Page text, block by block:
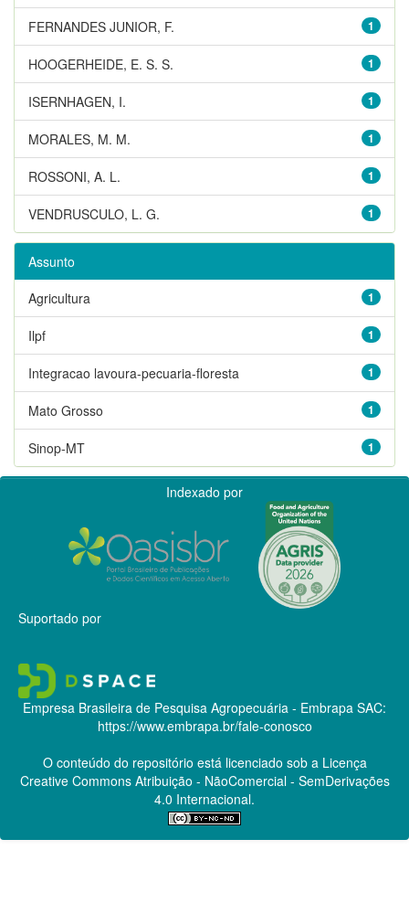
1
FERNANDES JUNIOR, F.
1
HOOGERHEIDE, E. S. S.
1
ISERNHAGEN, I.
1
MORALES, M. M.
1
ROSSONI, A. L.
1
VENDRUSCULO, L. G.
Assunto
1
Agricultura
1
Ilpf
1
Integracao lavoura-pecuaria-floresta
1
Mato Grosso
1
Sinop-MT
Indexado por
Suportado por
Empresa Brasileira de Pesquisa Agropecuária - Embrapa SAC:
https://www.embrapa.br/fale-conosco
O conteúdo do repositório está licenciado sob a Licença
Creative CommonsAtribuição - NãoComercial - SemDerivações
4.0 Internacional.